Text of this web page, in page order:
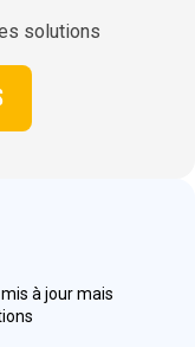
solutions
à jour mais